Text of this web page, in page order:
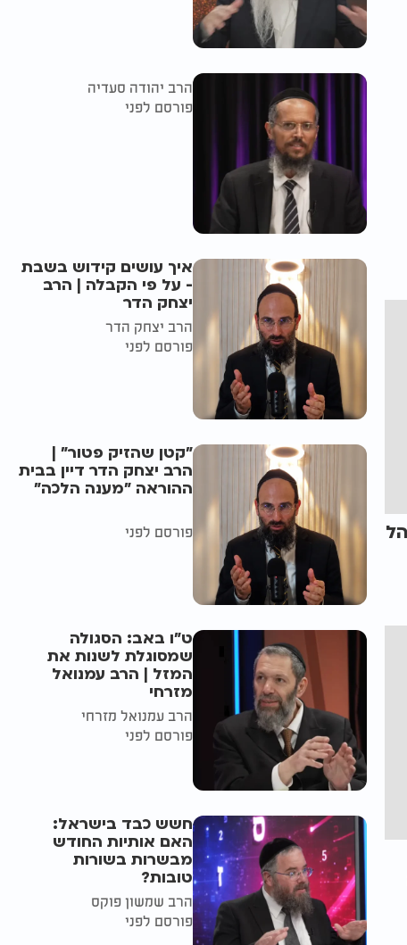
הרב יהודה סעדיה
פורסם לפני
איך עושים קידוש בשבת
- על פי הקבלה | הרב
יצחק הדר
הרב יצחק הדר
פורסם לפני
"קטן שהזיק פטור" |
הרב יצחק הדר דיין בבית
ההוראה "מענה הלכה"
פורסם לפני
ט"ו באב: הסגולה
שמסוגלת לשנות את
המזל | הרב עמנואל
מזרחי
הרב עמנואל מזרחי
פורסם לפני
חשש כבד בישראל:
האם אותיות החודש
מבשרות בשורות
טובות?
הרב שמשון פוקס
פורסם לפני